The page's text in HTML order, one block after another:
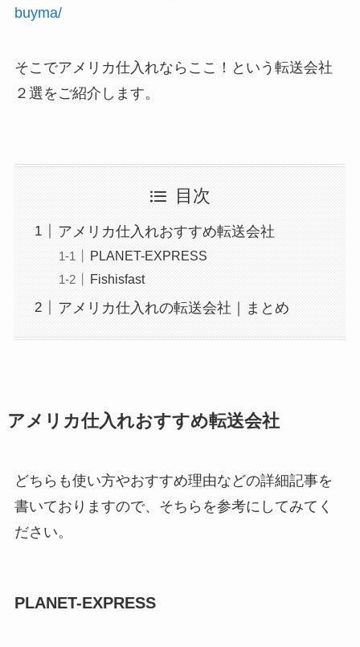
buyma/
そこでアメリカ仕入れならここ！という転送会社
２選をご紹介します。
目次
アメリカ仕入れおすすめ転送会社
PLANET-EXPRESS
Fishisfast
アメリカ仕入れの転送会社｜まとめ
アメリカ仕入れおすすめ転送会社
どちらも使い方やおすすめ理由などの詳細記事を
書いておりますので、そちらを参考にしてみてく
ださい。
PLANET-EXPRESS